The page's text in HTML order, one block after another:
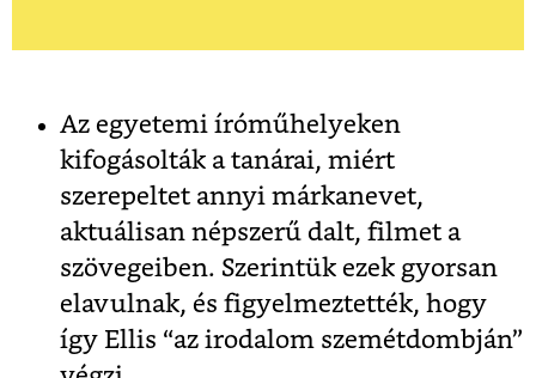
Az egyetemi íróműhelyeken
kifogásolták a tanárai, miért
szerepeltet annyi márkanevet,
aktuálisan népszerű dalt, filmet a
szövegeiben. Szerintük ezek gyorsan
elavulnak, és figyelmeztették, hogy
így Ellis “az irodalom szemétdombján”